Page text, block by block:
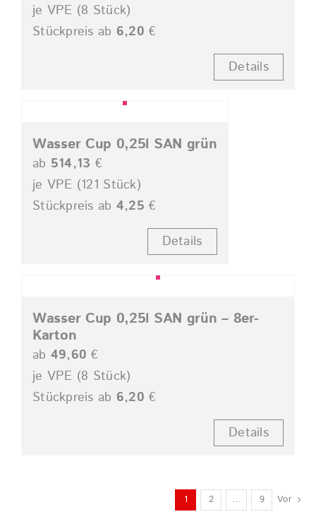
je VPE (8 Stück)
Stückpreis ab 6,20 €
Details
Wasser Cup 0,25l SAN grün
ab 514,13 €
je VPE (121 Stück)
Stückpreis ab 4,25 €
Details
Wasser Cup 0,25l SAN grün – 8er-
Karton
ab 49,60 €
je VPE (8 Stück)
Stückpreis ab 6,20 €
Details
1 2 … 9 Vor